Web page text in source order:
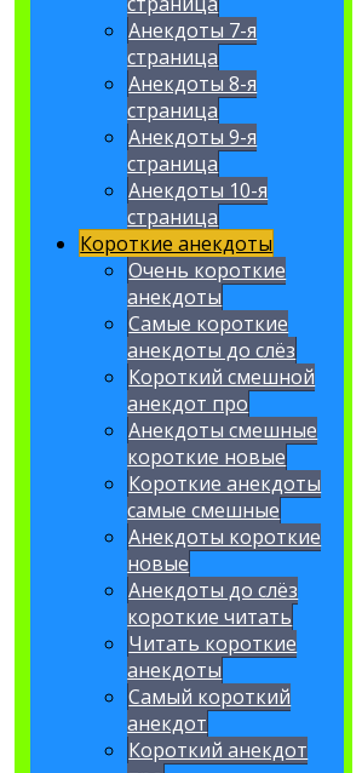
Анекдоты 7-я
страница
Анекдоты 8-я
страница
Анекдоты 9-я
страница
Анекдоты 10-я
страница
Короткие анекдоты
Очень короткие
анекдоты
Самые короткие
анекдоты до слёз
Короткий смешной
анекдот про
Анекдоты смешные
короткие новые
Короткие анекдоты
самые смешные
Анекдоты короткие
новые
Анекдоты до слёз
короткие читать
Читать короткие
анекдоты
Самый короткий
анекдот
Короткий анекдот